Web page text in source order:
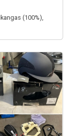
(100%),